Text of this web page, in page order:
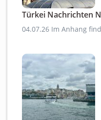
Türkei Nachrichten
04.07.26 Im Anhang